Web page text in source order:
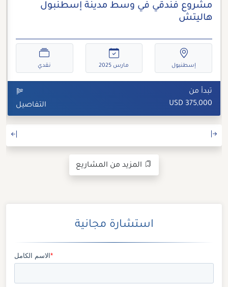
مشروع فندقي في وسط مدينة إسطنبول
هاليتش
إسطنبول مارس 2025 نقدي
تبدأ من
375,000 USD
التفاصيل
المزيد من المشاريع
استشارة مجانية